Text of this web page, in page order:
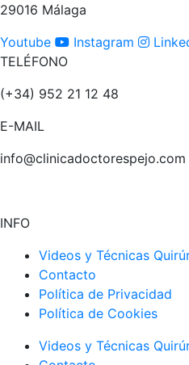
29016 Málaga
Youtube
Instagram
TELÉFONO
(+34) 952 21 12 48
E-MAIL
info@clinicadoctorespejo.com
INFO
Videos y Técnicas
Contacto
Política de Privacidad
Política de Cookies
Videos y Técnicas